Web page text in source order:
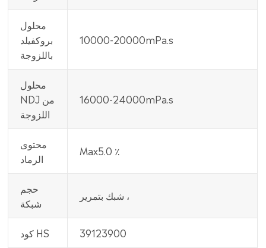
محلول
بروكفيلد
باللزوجة
10000-20000mPa.s
محلول
NDJ من
اللزوجة
16000-24000mPa.s
محتوى
الرماد
Max5.0 ٪
حجم
شبكة
شبك بتمرير ،
كود HS 39123900